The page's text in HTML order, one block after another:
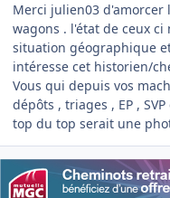
Merci julien03 d'amorcer
wagons . l'état de ceux
situation géographique
intéresse cet historien/
Vous qui depuis vos
dépôts , triages , EP ,
top du top serait une